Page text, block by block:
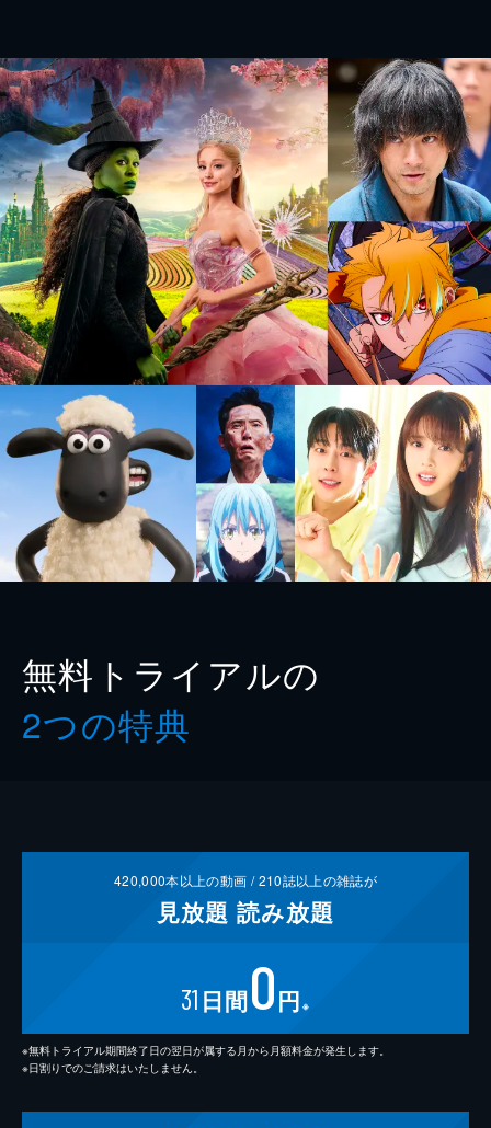
無料トライアルの
2つの特典
420,000本以上の動画 /210誌以上の雑誌が
見放題 読み放題
31 日間0円 ※
※無料トライアル期間終了日の翌日が属する月から月額料金が発生します。
※日割りでのご請求はいたしません。